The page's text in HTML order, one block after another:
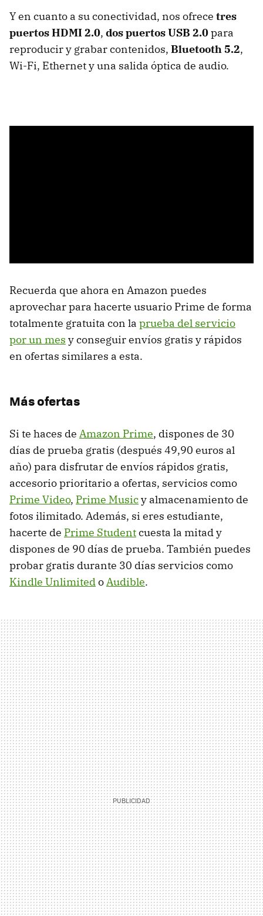
Y en cuanto a su conectividad, nos ofrece tres
puertos HDMI 2.0, dos puertos USB 2.0para
reproducir y grabar contenidos, Bluetooth 5.2,
Wi-Fi, Ethernet y una salida óptica de audio.
Recuerda que ahora en Amazon puedes
aprovechar para hacerte usuario Prime de forma
totalmente gratuita con la prueba del servicio
por un mes y conseguir envíos gratis y rápidos
en ofertas similares a esta.
Más ofertas
Si te haces de Amazon Prime, dispones de 30
días de prueba gratis (después 49,90 euros al
año) para disfrutar de envíos rápidos gratis,
accesorio prioritario a ofertas, servicios como
Prime Video, Prime Musicy almacenamiento de
fotos ilimitado. Además, si eres estudiante,
hacerte de Prime Studentcuesta la mitad y
dispones de 90 días de prueba. También puedes
probar gratis durante 30 días servicios como
Kindle UnlimitedoAudible.